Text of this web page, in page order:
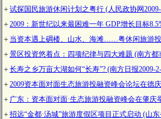
＋ 试探国民旅游休闲计划之粤行 (人民政协网
＋ 2009：新世纪以来最困难一年 GDP增长目标
＋ 当资本遇上碉楼、山水、海滩……粤休闲旅游
＋ 景区投资悠着点：四项纪律与四大难题 (南方都
＋ 长寿之乡万亩大湖如何“长寿”? (南方日报2009-
＋ 2009资本面对面生态旅游投融资峰会论坛在德
＋ 广东：资本面对面·生态旅游投融资峰会在肇庆
＋ 招远“金都·汤城”旅游度假区项目正式启动 (山